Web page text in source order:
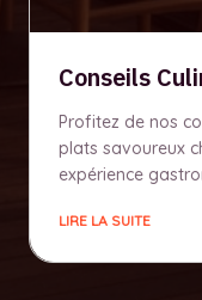
Conseils
Profitez de nos
plats savoureux
expérience
LIRE LA SUITE